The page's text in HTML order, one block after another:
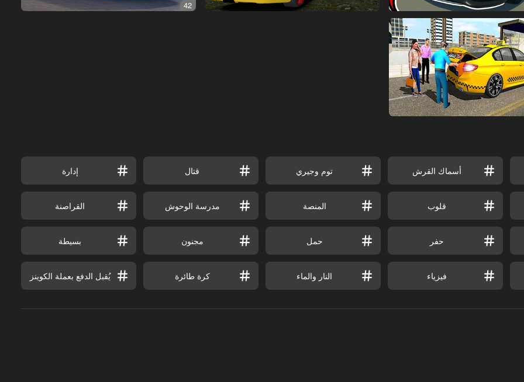
42
أسماك القرش توم وجيري قتال إدارة
قلوب المنصة مدرسة الوحوش القراصنة
حفر حمل مجنون بسيطة
فيزياء النار والماء كرة طائرة يُقبل الدفع بعملة الكوينز